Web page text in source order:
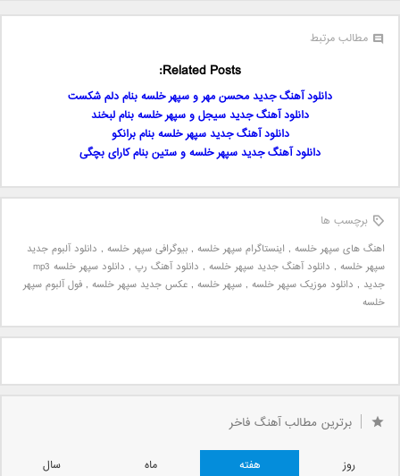
مطالب مرتبط
Related Posts:
دانلود آهنگ جدید محسن مهر و سپهر خلسه بنام دلم شکست
دانلود آهنگ جدید سیجل و سپهر خلسه بنام لبخند
دانلود آهنگ جدید سپهر خلسه بنام برانکو
دانلود آهنگ جدید سپهر خلسه و ستین بنام کارای بچگی
برچسب ها
اهنگ های سپهر خلسه , اینستاگرام سپهر خلسه , بیوگرافی سپهر خلسه , دانلود آلبوم جدید
سپهر خلسه , دانلود آهنگ جدید سپهر خلسه , دانلود آهنگ رپ ,
دانلود سپهر خلسه mp3
جدید , دانلود موزیک سپهر خلسه , سپهر خلسه , عکس جدید سپهر خلسه , فول آلبوم سپهر
خلسه
برترین مطالب آهنگ فاخر
روز هفته ماه
سال